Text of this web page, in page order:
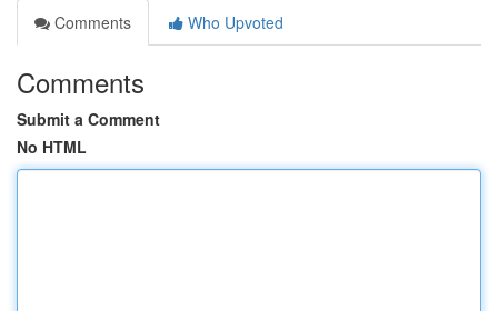
Comments
Who Upvoted
Comments
Submit a Comment
No HTML